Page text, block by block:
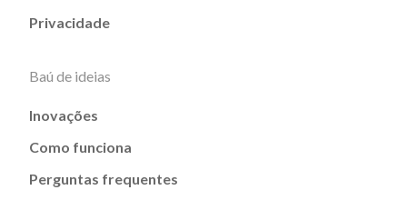
Privacidade
Baú de ideias
Inovações
Como funciona
Perguntas frequentes